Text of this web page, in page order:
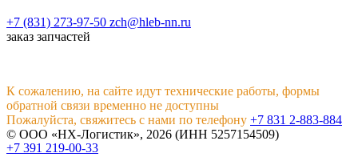
+7 (831) 273-97-50 zch@hleb-nn.ru
заказ запчастей
К сожалению, на сайте идут технические работы, формы
обратной связи временно не доступны
Пожалуйста, свяжитесь с нами по телефону +7 831 2-883-884
© ООО «НХ-Логистик», 2026 (ИНН 5257154509)
+7 391 219-00-33